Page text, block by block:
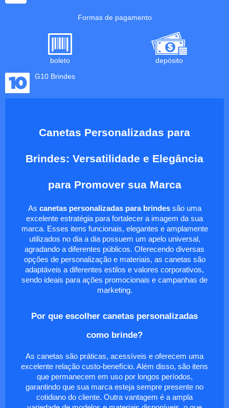
Formas de pagamento
boleto
depósito
G10 Brindes
Canetas Personalizadas para
Brindes: Versatilidade e Elegância
para Promover sua Marca
As canetas personalizadas para brindessão uma
excelente estratégia para fortalecer a imagem da sua
marca. Esses itens funcionais, elegantes e amplamente
utilizados no dia a dia possuem um apelo universal,
agradando a diferentes públicos. Oferecendo diversas
opções de personalização e materiais, as canetas são
adaptáveis a diferentes estilos e valores corporativos,
sendo ideais para ações promocionais e campanhas de
marketing.
Por que escolher canetas personalizadas
como brinde?
As canetas são práticas, acessíveis e oferecem uma
excelente relação custo-benefício. Além disso, são itens
que permanecem em uso por longos períodos,
garantindo que sua marca esteja sempre presente no
cotidiano do cliente. Outra vantagem é a ampla